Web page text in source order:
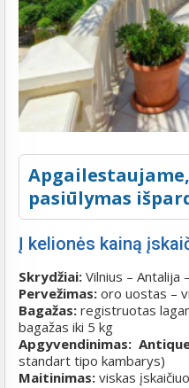
pasiūlymas
Į kelionės kainą
Skrydžiai: Vilnius – Antalija
Pervežimas: oro uostas –
Bagažas: registruotas
bagažas iki 5 kg
Apgyvendinimas:
standart tipo kambarys)
Maitinimas: viskas